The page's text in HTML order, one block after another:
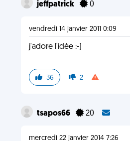
jeffpatrick 0
vendredi 14 janvier 2011 0:09
j'adore l'idée :-)
36 2
tsapos66 20
mercredi 22 janvier 2014 7:26